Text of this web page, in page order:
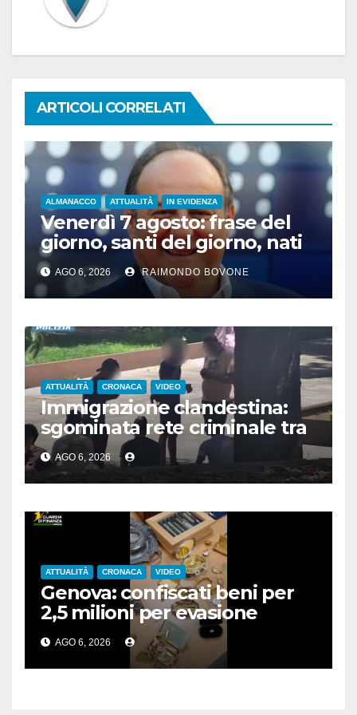
ARTICOLI CORRELATI
ALMANACCO ATTUALITÀ IN EVIDENZA
Venerdì 7 agosto: frase del
giorno, santi del giorno, nati
famosi, accadde oggi
AGO 6, 2026 RAIMONDO BOVONE
ATTUALITÀ CRONACA VIDEO
Immigrazione clandestina:
sgominata rete criminale tra
Algeria, Italia e Francia
AGO 6, 2026
ATTUALITÀ CRONACA VIDEO
Genova: confiscati beni per
2,5 milioni per evasione
fiscale
AGO 6, 2026